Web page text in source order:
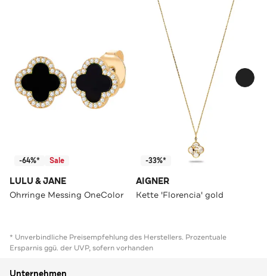
-64%* Sale
LULU & JANE
Ohrringe Messing OneColor
-33%*
AIGNER
Kette 'Florencia' gold
* Unverbindliche Preisempfehlung des Herstellers. Prozentuale
Ersparnis ggü. der UVP, sofern vorhanden